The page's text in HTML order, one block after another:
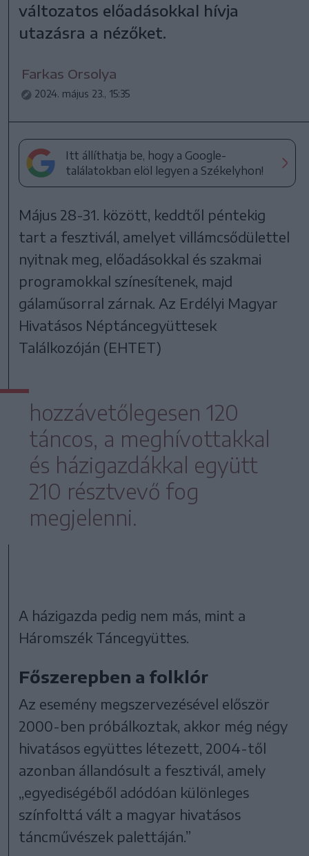
változatos előadásokkal hívja
utazásra a nézőket.
Farkas Orsolya
2024. május 23., 15:35
Itt állíthatja be, hogy a Google-
találatokban elöl legyen a Székelyhon!
Május 28-31. között, keddtől péntekig
tart a fesztivál, amelyet villámcsődülettel
nyitnak meg, előadásokkal és szakmai
programokkal színesítenek, majd
gálaműsorral zárnak. Az Erdélyi Magyar
Hivatásos Néptáncegyüttesek
Találkozóján (EHTET)
hozzávetőlegesen 120
táncos, a meghívottakkal
és házigazdákkal együtt
210 résztvevő fog
megjelenni.
A házigazda pedig nem más, mint a
Háromszék Táncegyüttes.
Főszerepben a folklór
Az esemény megszervezésével először
2000-ben próbálkoztak, akkor még négy
hivatásos együttes létezett, 2004-től
azonban állandósult a fesztivál, amely
„egyediségéből adódóan különleges
színfolttá vált a magyar hivatásos
táncművészek palettáján.”